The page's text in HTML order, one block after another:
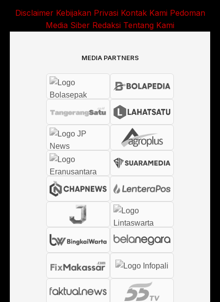
Disclaimer Kebijakan Privasi Kontak Kami Pedoman
Media Siber Redaksi Tentang Kami
MEDIA PARTNERS